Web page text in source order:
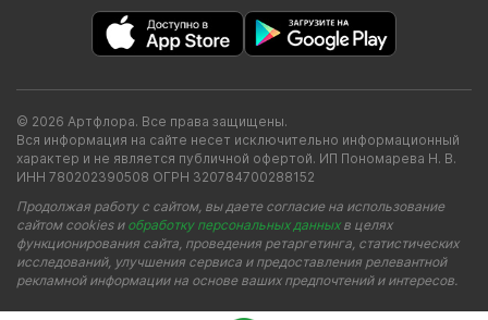
© 2026 Артфлора. Все права защищены.
Вся информация на сайте несет исключительно информационный
характер и не является публичной офертой. ИП Пономарева Н. В.
ИНН 780202390508 ОГРН 320784700288152
Продолжая работу с сайтом, вы даете согласие на использование
сайтом cookies и обработку персональных данныхв целях
функционирования сайта, проведения ретаргетинга, статистических
исследований, улучшения сервиса и предоставления релевантной
рекламной информации на основе ваших предпочтений и интересов.